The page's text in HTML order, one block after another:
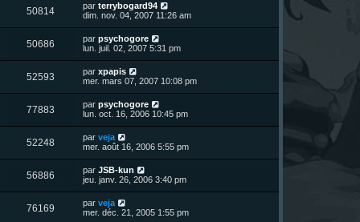
s
a
g
e
s
m
e
s
s
a
g
e
s
i
e
r
m
e
s
s
a
g
e
50814V
u
s
D
e
i
e
r
m
e
s
s
a
g
e
par terrybogard94
dim. nov. 04, 2007 11:26 am
50686V
u
s
D
e
i
e
r
m
e
s
s
a
g
e
par psychogore
lun. juil. 02, 2007 5:31 pm
52593V
u
s
D
e
i
e
r
m
e
s
s
a
g
e
par xpapis
mer. mars 07, 2007 10:08 pm
77883V
u
s
D
e
i
e
r
m
e
s
s
a
g
par psychogore
lun. oct. 16, 2006 10:45 pm
52248V
u
s
D
e
i
e
r
m
e
par veja
mer. août 16, 2006 5:55 pm
56886V
u
D
e
i
e
par JSB-kun
jeu. janv. 26, 2006 3:40 pm
76169V
D
e
par veja
mer. déc. 21, 2005 1:55 pm